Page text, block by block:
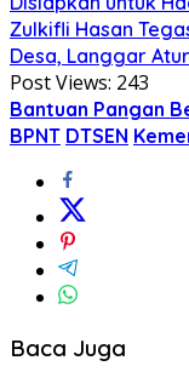
Zulkifli Hasan
Desa, Langgar
Post Views: 243
Bantuan Pangan
BPNT DTSEN
Baca Juga